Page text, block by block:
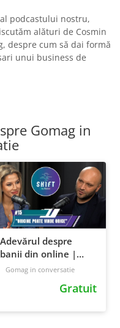
podcastului nostru,
discutăm alături de Cosmin
despre cum să dai formă
unui business de
Gomag in
Adevărul despre
banii din online |
Cosmin Daraban,
Gomag in conversatie
Gratuit